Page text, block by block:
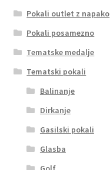
Pokali outlet z napako
Pokali posamezno
Tematske medalje
Tematski pokali
Balinanje
Dirkanje
Gasilski pokali
Glasba